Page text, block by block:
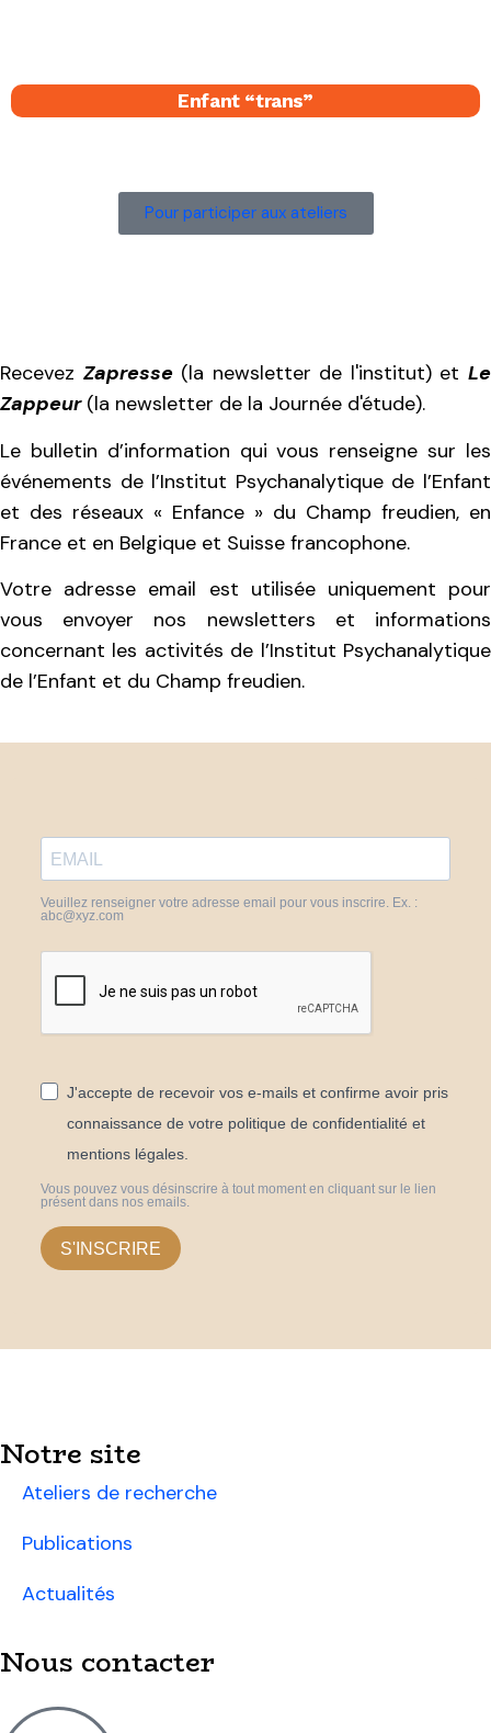
Enfant “trans”
Pour participer aux ateliers
Recevez Zapresse(la newsletter de l'institut) etLe
Zappeur(la newsletter de la Journée d'étude).
Le bulletin d’information qui vous renseigne sur les
événements de l’Institut Psychanalytique de l’Enfant
et des réseaux « Enfance » du Champ freudien, en
France et en Belgique et Suisse francophone.
Votre adresse email est utilisée uniquement pour
vous envoyer nos newsletters et informations
concernant les activités de l’Institut Psychanalytique
de l’Enfant et du Champ freudien.
Veuillez renseigner votre adresse email pour vous inscrire. Ex. :
abc@xyz.com
J'accepte de recevoir vos e-mails et confirme avoir pris
connaissance de votre politique de confidentialité et
mentions légales.
Vous pouvez vous désinscrire à tout moment en cliquant sur le lien
présent dans nos emails.
S'INSCRIRE
Notre site
Ateliers de recherche
Publications
Actualités
Nous contacter